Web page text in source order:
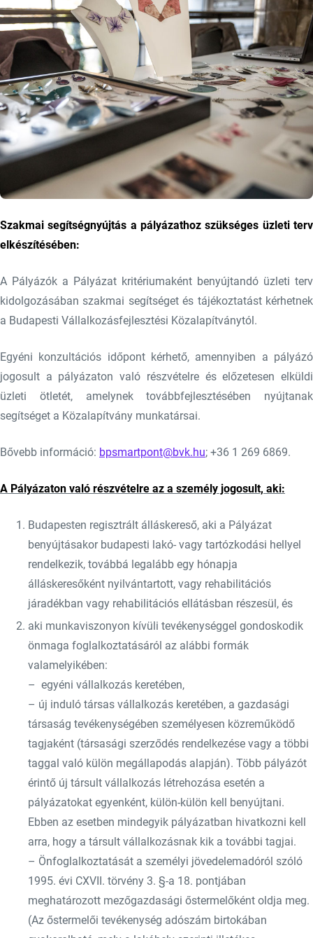
Szakmai segítségnyújtás a pályázathoz szükséges üzleti terv
elkészítésében:
A Pályázók a Pályázat kritériumaként benyújtandó üzleti terv
kidolgozásában szakmai segítséget és tájékoztatást kérhetnek
a Budapesti Vállalkozásfejlesztési Közalapítványtól.
Egyéni konzultációs időpont kérhető, amennyiben a pályázó
jogosult a pályázaton való részvételre és előzetesen elküldi
üzleti ötletét, amelynek továbbfejlesztésében nyújtanak
segítséget a Közalapítvány munkatársai.
Bővebb információ: bpsmartpont@bvk.hu; +36 1 269 6869.
A Pályázaton való részvételre az a személy jogosult, aki:
Budapesten regisztrált álláskereső, aki a Pályázat
benyújtásakor budapesti lakó- vagy tartózkodási hellyel
rendelkezik, továbbá legalább egy hónapja
álláskeresőként nyilvántartott, vagy rehabilitációs
járadékban vagy rehabilitációs ellátásban részesül, és
aki munkaviszonyon kívüli tevékenységgel gondoskodik
önmaga foglalkoztatásáról az alábbi formák
valamelyikében:
– egyéni vállalkozás keretében,
– új induló társas vállalkozás keretében, a gazdasági
társaság tevékenységében személyesen közreműködő
tagjaként (társasági szerződés rendelkezése vagy a többi
taggal való külön megállapodás alapján). Több pályázót
érintő új társult vállalkozás létrehozása esetén a
pályázatokat egyenként, külön-külön kell benyújtani.
Ebben az esetben mindegyik pályázatban hivatkozni kell
arra, hogy a társult vállalkozásnak kik a további tagjai.
– Önfoglalkoztatását a személyi jövedelemadóról szóló
1995. évi CXVII. törvény 3. §-a 18. pontjában
meghatározott mezőgazdasági őstermelőként oldja meg.
(Az őstermelői tevékenység adószám birtokában